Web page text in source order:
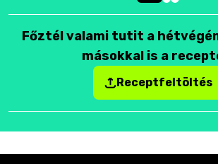
Főztél valami tutit a
másokkal is a
Receptfeltöltés